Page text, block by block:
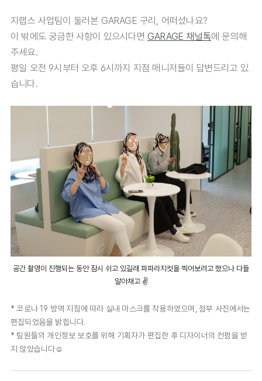
지랩스 사업팀이 둘러본 GARAGE 구리, 어떠셨나요?
이 밖에도 궁금한 사항이 있으시다면 GARAGE 채널톡에 문의해
주세요.
평일 오전 9시부터 오후 6시까지 지점 매니저들이 답변드리고 있
습니다.
공간 촬영이 진행되는 동안 잠시 쉬고 있길래 파파라치컷을 찍어보려고 했으나 다들
알아채고 ✌️
* 코로나 19 방역 지침에 따라 실내 마스크를 착용하였으며, 첨부 사진에서는
편집되었음을 밝힙니다.
* 팀원들의 개인정보 보호를 위해 기획자가 편집한 후 디자이너의 컨펌을 받
지 않았습니다☺️